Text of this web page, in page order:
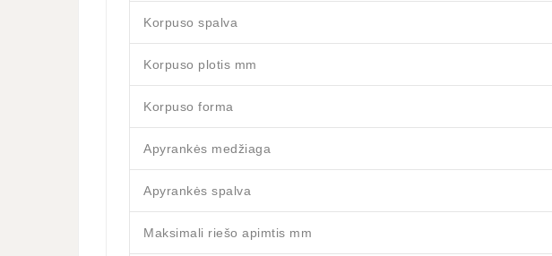
Korpuso spalva
Korpuso plotis mm
Korpuso forma
Apyrankės medžiaga
Apyrankės spalva
Maksimali riešo apimtis mm